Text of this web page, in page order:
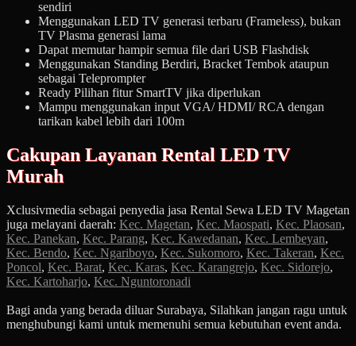
sendiri
Menggunakan LED TV generasi terbaru (Frameless), bukan
TV Plasma generasi lama
Dapat memutar hampir semua file dari USB Flashdisk
Menggunakan Standing Berdiri, Bracket Tembok ataupun
sebagai Teleprompter
Ready Pilihan fitur SmartTV jika diperlukan
Mampu menggunakan input VGA/ HDMI/ RCA dengan
tarikan kabel lebih dari 100m
Cakupan Layanan Rental LED TV
Murah
Xclusivmedia sebagai penyedia jasa Rental Sewa LED TV Magetan
juga melayani daerah: Kec. Magetan, Kec. Maospati, Kec. Plaosan,
Kec. Panekan, Kec. Parang, Kec. Kawedanan, Kec. Lembeyan,
Kec. Bendo, Kec. Ngariboyo, Kec. Sukomoro, Kec. Takeran, Kec.
Poncol, Kec. Barat, Kec. Karas, Kec. Karangrejo, Kec. Sidorejo,
Kec. Kartoharjo, Kec. Nguntoronadi
Bagi anda yang berada diluar Surabaya, Silahkan jangan ragu untuk
menghubungi kami untuk memenuhi semua kebutuhan event anda.